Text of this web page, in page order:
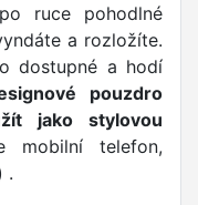
ruce pohodlné
a rozložíte.
dostupné a hodí
pouzdro
jako stylovou
telefon,
.